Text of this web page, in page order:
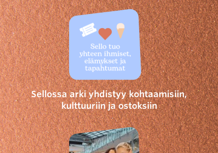
Sellossa arki yhdistyy kohtaamisiin,
kulttuuriin ja ostoksiin